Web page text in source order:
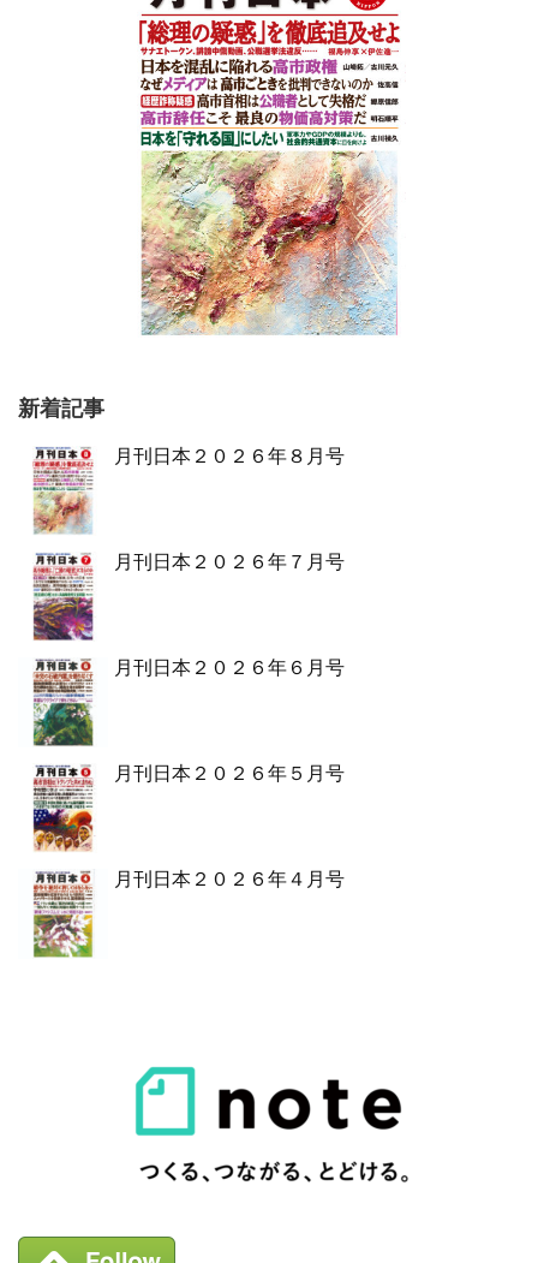
新着記事
月刊日本２０２６年８月号
月刊日本２０２６年７月号
月刊日本２０２６年６月号
月刊日本２０２６年５月号
月刊日本２０２６年４月号